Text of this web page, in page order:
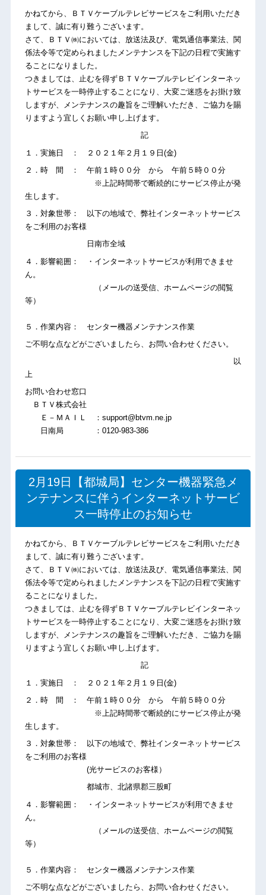
かねてから、ＢＴＶケーブルテレビサービスをご利用いただき
まして、誠に有り難うございます。
さて、ＢＴＶ㈱においては、放送法及び、電気通信事業法、関
係法令等で定められましたメンテナンスを下記の日程で実施す
ることになりました。
つきましては、止むを得ずＢＴＶケーブルテレビインターネッ
トサービスを一時停止することになり、大変ご迷惑をお掛け致
しますが、メンテナンスの趣旨をご理解いただき、ご協力を賜
りますよう宜しくお願い申し上げます。
記
１．実施日 ： ２０２１年２月１９日(金)
２．時 間 ： 午前１時００分 から 午前５時００分
※上記時間帯で断続的にサービス停止が発
生します。
３．対象世帯： 以下の地域で、弊社インターネットサービス
をご利用のお客様
日南市全域
４．影響範囲： ・インターネットサービスが利用できませ
ん。
（メールの送受信、ホームページの閲覧
等）
５．作業内容： センター機器メンテナンス作業
ご不明な点などがございましたら、お問い合わせください。
以
上
お問い合わせ窓口
ＢＴＶ株式会社
Ｅ－ＭＡＩＬ ：support@btvm.ne.jp
日南局 ：0120-983-386
2月19日【都城局】センター機器緊急メ
ンテナンスに伴うインターネットサービ
ス一時停止のお知らせ
かねてから、ＢＴＶケーブルテレビサービスをご利用いただき
まして、誠に有り難うございます。
さて、ＢＴＶ㈱においては、放送法及び、電気通信事業法、関
係法令等で定められましたメンテナンスを下記の日程で実施す
ることになりました。
つきましては、止むを得ずＢＴＶケーブルテレビインターネッ
トサービスを一時停止することになり、大変ご迷惑をお掛け致
しますが、メンテナンスの趣旨をご理解いただき、ご協力を賜
りますよう宜しくお願い申し上げます。
記
１．実施日 ： ２０２１年２月１９日(金)
２．時 間 ： 午前１時００分 から 午前５時００分
※上記時間帯で断続的にサービス停止が発
生します。
３．対象世帯： 以下の地域で、弊社インターネットサービス
をご利用のお客様
(光サービスのお客様）
都城市、北諸県郡三股町
４．影響範囲： ・インターネットサービスが利用できませ
ん。
（メールの送受信、ホームページの閲覧
等）
５．作業内容： センター機器メンテナンス作業
ご不明な点などがございましたら、お問い合わせください。